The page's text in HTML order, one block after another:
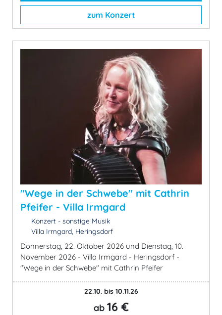
zum Konzert
"Wege in der Schwebe" mit Cathrin
Pfeifer - Villa Irmgard
Konzert - sonstige Musik
Villa Irmgard, Heringsdorf
Donnerstag, 22. Oktober 2026 und Dienstag, 10.
November 2026 - Villa Irmgard - Heringsdorf -
"Wege in der Schwebe" mit Cathrin Pfeifer
22.10. bis 10.11.26
ab 16 €